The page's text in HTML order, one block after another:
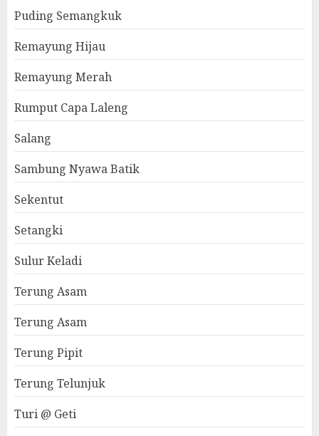
Puding Semangkuk
Remayung Hijau
Remayung Merah
Rumput Capa Laleng
Salang
Sambung Nyawa Batik
Sekentut
Setangki
Sulur Keladi
Terung Asam
Terung Asam
Terung Pipit
Terung Telunjuk
Turi @ Geti